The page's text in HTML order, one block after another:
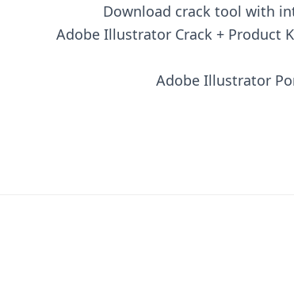
Download crack tool with
Adobe Illustrator Crack + Product
Adobe Illustrator